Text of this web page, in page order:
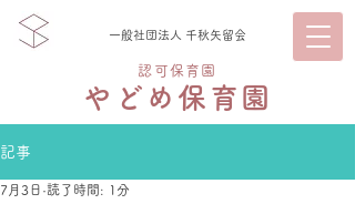
やどめ保育園
一般社団法人 千秋矢留会
認可保育園
記事
7月3日 読了時間: 1分